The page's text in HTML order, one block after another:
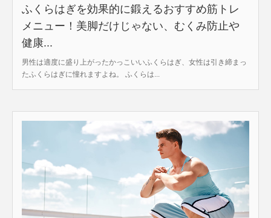
ふくらはぎを効果的に鍛えるおすすめ筋トレ
メニュー！美脚だけじゃない、むくみ防止や
健康...
男性は適度に盛り上がったかっこいいふくらはぎ、女性は引き締まっ
たふくらはぎに憧れますよね。 ふくらは...